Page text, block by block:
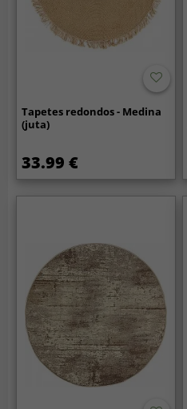
Tapetes redondos - Medina
(juta)
33.99 €